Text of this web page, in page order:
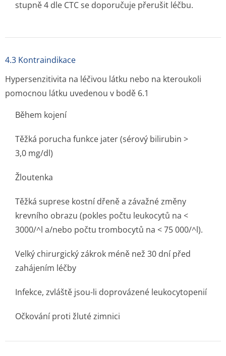
stupně 4 dle CTC se doporučuje přerušit léčbu.
4.3 Kontraindikace
Hypersenzitivita na léčivou látku nebo na kteroukoli
pomocnou látku uvedenou v bodě 6.1
Během kojení
Těžká porucha funkce jater (sérový bilirubin >
3,0 mg/dl)
Žloutenka
Těžká suprese kostní dřeně a závažné změny
krevního obrazu (pokles počtu leukocytů na <
3000/^l a/nebo počtu trombocytů na < 75 000/^l).
Velký chirurgický zákrok méně než 30 dní před
zahájením léčby
Infekce, zvláště jsou-li doprovázené leukocytopenií
Očkování proti žluté zimnici